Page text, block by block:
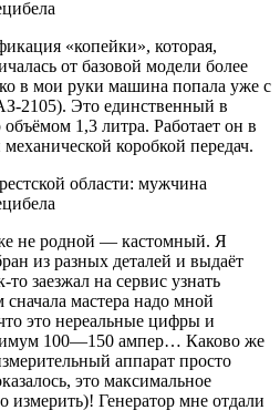
«копейки», которая,
от базовой модели более
в мои руки машина попала уже с
2105). Это единственный в
1,3 литра. Работает он в
коробкой передач.
не родной — кастомный. Я
из разных деталей и выдаёт
заезжал на сервис узнать
сначала мастера надо мной
это нереальные цифры и
100—150 ампер… Каково же
аппарат просто
это максимальное
измерить)! Генератор мне отдали